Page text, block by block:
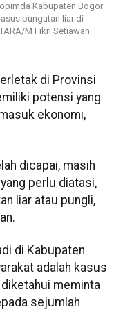
Kabupaten Bogor
pungutan liar di
M Fikri Setiawan
di Provinsi
potensi yang
ekonomi,
dicapai, masih
perlu diatasi,
liar atau pungli,
di Kabupaten
adalah kasus
meminta
sejumlah